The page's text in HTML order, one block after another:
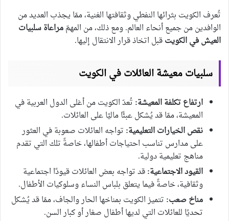
تُعرف الكويت بثرائها النفطي وثقافتها الغنية، ممّا يجذب العديد من
الوافدين من جميع أنحاء العالم. ومع ذلك، من المهمّمراعاة سلبيات
العيش في الكويتقبل اتخاذ قرار الانتقال إليها.
سلبيات معيشة العائلات في الكويت
ارتفاع تكلفة المعيشة: تُعدّ الكويت من أغلى الدول العربية في
المعيشة، ممّا قد يُشكل عبئًا ماليًا على العائلات.
نقص الخيارات التعليمية: تواجه العائلات صعوبة في العثور
على مدارس تناسب احتياجات أطفالها، خاصةً تلك التي تقدم
مناهج تعليمية دولية.
القيود الاجتماعية:قد تواجه بعض العائلات قيودًا اجتماعية
وثقافية، خاصةً فيما يتعلق بلباس النساء وسلوكيات الأطفال.
مناخ صعب: تتميز الكويت بمناخها الحار والجاف، ممّا قد يُشكل
تحديًا للعائلات التي لديها أطفال صغار أو كبار السن.